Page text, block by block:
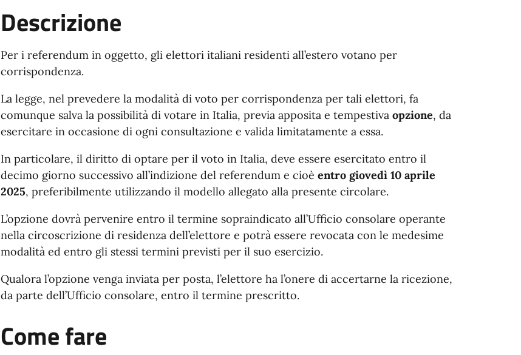
Descrizione
Per i referendum in oggetto, gli elettori italiani residenti all’estero votano per
corrispondenza.
La legge, nel prevedere la modalità di voto per corrispondenza per tali elettori, fa
comunque salva la possibilità di votare in Italia, previa apposita e tempestiva opzione, da
esercitare in occasione di ogni consultazione e valida limitatamente a essa.
In particolare, il diritto di optare per il voto in Italia, deve essere esercitato entro il
decimo giorno successivo all’indizione del referendum e cioè entro giovedì 10 aprile
2025, preferibilmente utilizzando il modello allegato alla presente circolare.
L’opzione dovrà pervenire entro il termine sopraindicato all’Ufficio consolare operante
nella circoscrizione di residenza dell’elettore e potrà essere revocata con le medesime
modalità ed entro gli stessi termini previsti per il suo esercizio.
Qualora l’opzione venga inviata per posta, l’elettore ha l’onere di accertarne la ricezione,
da parte dell’Ufficio consolare, entro il termine prescritto.
Come fare